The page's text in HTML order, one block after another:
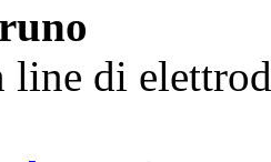
line di